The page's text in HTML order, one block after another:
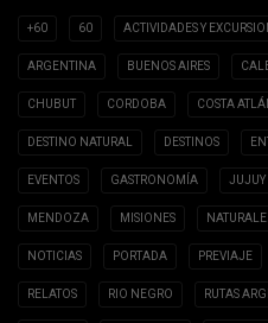
+60 60 ACTIVIDADES Y
ARGENTINA BUENOS AIRES
CHUBUT CORDOBA COSTA
DESTINO NATURAL DESTINOS
EVENTOS GASTRONOMÍA JUJUY
MENDOZA MISIONES
NOTICIAS PORTADA PREVIAJE
RELATOS RIO NEGRO RUTAS